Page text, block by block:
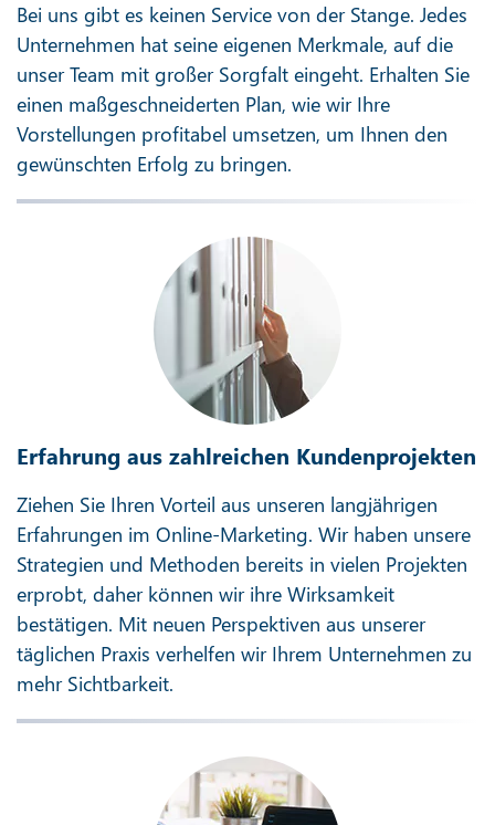
Bei uns gibt es keinen Service von der Stange. Jedes
Unternehmen hat seine eigenen Merkmale, auf die
unser Team mit großer Sorgfalt eingeht. Erhalten Sie
einen maßgeschneiderten Plan, wie wir Ihre
Vorstellungen profitabel umsetzen, um Ihnen den
gewünschten Erfolg zu bringen.
Erfahrung aus zahlreichen Kundenprojekten
Ziehen Sie Ihren Vorteil aus unseren langjährigen
Erfahrungen im Online-Marketing. Wir haben unsere
Strategien und Methoden bereits in vielen Projekten
erprobt, daher können wir ihre Wirksamkeit
bestätigen. Mit neuen Perspektiven aus unserer
täglichen Praxis verhelfen wir Ihrem Unternehmen zu
mehr Sichtbarkeit.